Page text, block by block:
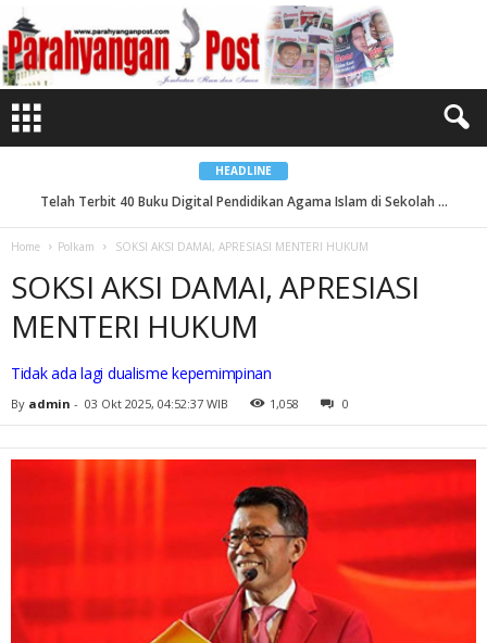
O
K
S
I
A
A
R
H
HEADLINE
Telah Terbit 40 Buku Digital Pendidikan Agama Islam di Sekolah ...
Home Polkam SOKSI AKSI DAMAI, APRESIASI MENTERI HUKUM
SOKSI AKSI DAMAI, APRESIASI
MENTERI HUKUM
Tidak ada lagi dualisme kepemimpinan
By admin - 03 Okt 2025, 04:52:37 WIB 1,058 0